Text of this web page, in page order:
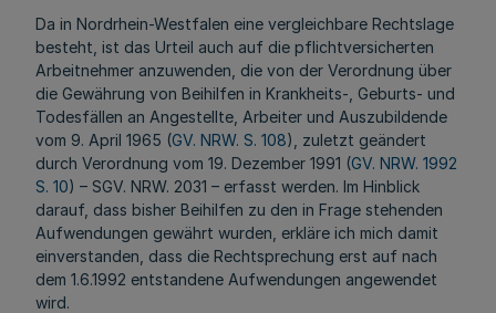
Da in Nordrhein-Westfalen eine vergleichbare Rechtslage
besteht, ist das Urteil auch auf die pflichtversicherten
Arbeitnehmer anzuwenden, die von der Verordnung über
die Gewährung von Beihilfen in Krankheits-, Geburts- und
Todesfällen an Angestellte, Arbeiter und Auszubildende
vom 9. April 1965 (GV. NRW. S. 108), zuletzt geändert
durch Verordnung vom 19. Dezember 1991 (GV. NRW. 1992
S. 10) – SGV. NRW. 2031 – erfasst werden. Im Hinblick
darauf, dass bisher Beihilfen zu den in Frage stehenden
Aufwendungen gewährt wurden, erkläre ich mich damit
einverstanden, dass die Rechtsprechung erst auf nach
dem 1.6.1992 entstandene Aufwendungen angewendet
wird.